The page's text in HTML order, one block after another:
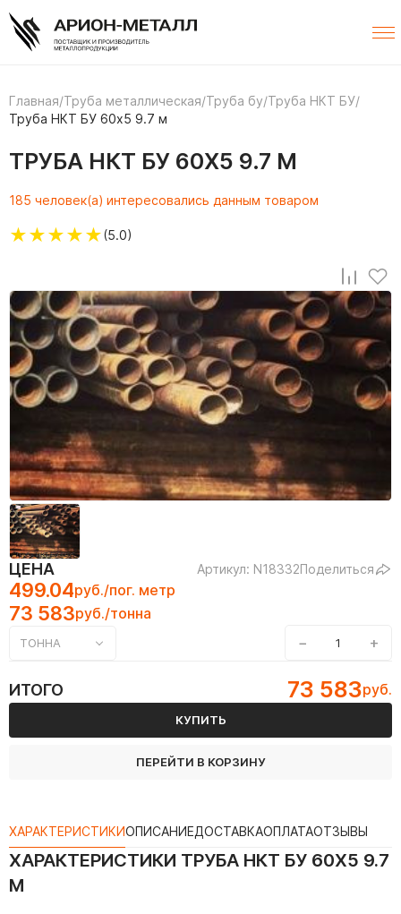
Главная/Труба металлическая/Труба бу/Труба НКТ БУ/
Труба НКТ БУ 60х5 9.7 м
ТРУБА НКТ БУ 60Х5 9.7 М
185 человек(а) интересовались данным товаром
★★★★★(5.0)
ЦЕНА Артикул: N18332Поделиться
499.04руб./пог. метр
73 583руб./тонна
ТОННА − +
ИТОГО 73 583руб.
КУПИТЬ
ПЕРЕЙТИ В КОРЗИНУ
ХАРАКТЕРИСТИКИОПИСАНИЕДОСТАВКАОПЛАТАОТЗЫВЫ
ХАРАКТЕРИСТИКИ ТРУБА НКТ БУ 60Х5 9.7
М